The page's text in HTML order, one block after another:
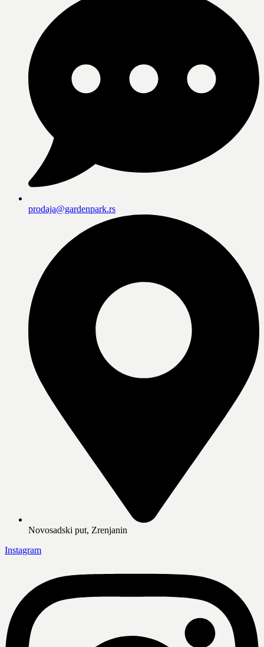
prodaja@gardenpark.rs
Novosadski put, Zrenjanin
Instagram